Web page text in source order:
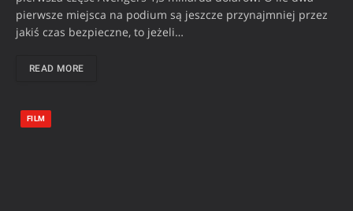
pierwsze miejsca na podium są jeszcze przynajmniej przez
jakiś czas bezpieczne, to jeżeli…
READ MORE
FILM